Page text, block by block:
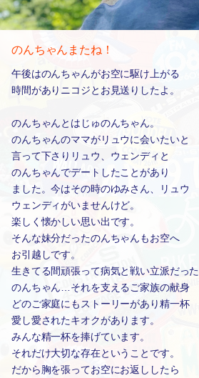
のんちゃんまたね！
午後はのんちゃんがお空に駆け上がる
時間がありニコジとお見送りしたよ。
のんちゃんとはじゅのんちゃん。
のんちゃんのママがリュウに会いたいと
言って下さりリュウ、ウェンディと
のんちゃんでデートしたことがあり
ました。今はその時のゆみさん、リュウ
ウェンディがいませんけど。
楽しく懐かしい思い出です。
そんな妹分だったのんちゃんもお空へ
お引越しです。
生きてる間頑張って病気と戦い立派だった
のんちゃん…それを支えるご家族の献身
どのご家庭にもストーリーがあり精一杯
愛し愛されたキオクがあります。
みんな精一杯を捧げています。
それだけ大切な存在ということです。
だから胸を張ってお空にお返ししたら